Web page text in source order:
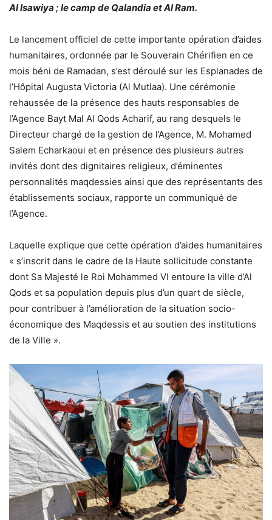
Al Isawiya ; le camp de Qalandia et Al Ram.
Le lancement officiel de cette importante opération d’aides
humanitaires, ordonnée par le Souverain Chérifien en ce
mois béni de Ramadan, s’est déroulé sur les Esplanades de
l’Hôpital Augusta Victoria (Al Mutlaa). Une cérémonie
rehaussée de la présence des hauts responsables de
l’Agence Bayt Mal Al Qods Acharif, au rang desquels le
Directeur chargé de la gestion de l’Agence, M. Mohamed
Salem Echarkaoui et en présence des plusieurs autres
invités dont des dignitaires religieux, d’éminentes
personnalités maqdessies ainsi que des représentants des
établissements sociaux, rapporte un communiqué de
l’Agence.
Laquelle explique que cette opération d’aides humanitaires
« s’inscrit dans le cadre de la Haute sollicitude constante
dont Sa Majesté le Roi Mohammed VI entoure la ville d’Al
Qods et sa population depuis plus d’un quart de siècle,
pour contribuer à l’amélioration de la situation socio-
économique des Maqdessis et au soutien des institutions
de la Ville ».